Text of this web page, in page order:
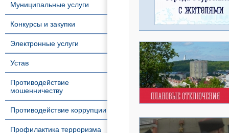
Муниципальные услуги
Конкурсы и закупки
Электронные услуги
Устав
Противодействие
мошенничеству
Противодействие коррупции
Профилактика терроризма